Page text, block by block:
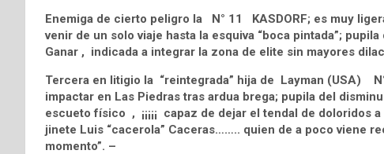
Enemiga de cierto peligro la N° 11 KASDORF; es muy
venir de un solo viaje hasta la esquiva “boca pintada”;
Ganar , indicada a integrar la zona de elite sin mayores
Tercera en litigio la “reintegrada” hija de Layman (USA)
impactar en Las Piedras tras ardua brega; pupila del
escueto físico , ¡¡¡¡¡ capaz de dejar el tendal de doloridos
jinete Luis “cacerola” Caceras…….. quien de a poco viene
momento”. –